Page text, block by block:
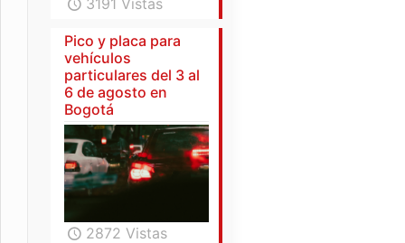
3191 Vistas
Pico y placa para
vehículos
particulares del 3 al
6 de agosto en
Bogotá
2872 Vistas